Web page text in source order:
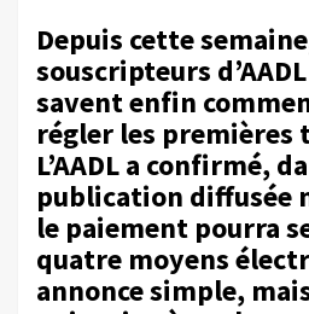
Depuis cette
souscripteurs
savent enfin
régler les premières
L’AADL a confirmé,
publication diffusée
le paiement pourra
quatre moyens
annonce simple,